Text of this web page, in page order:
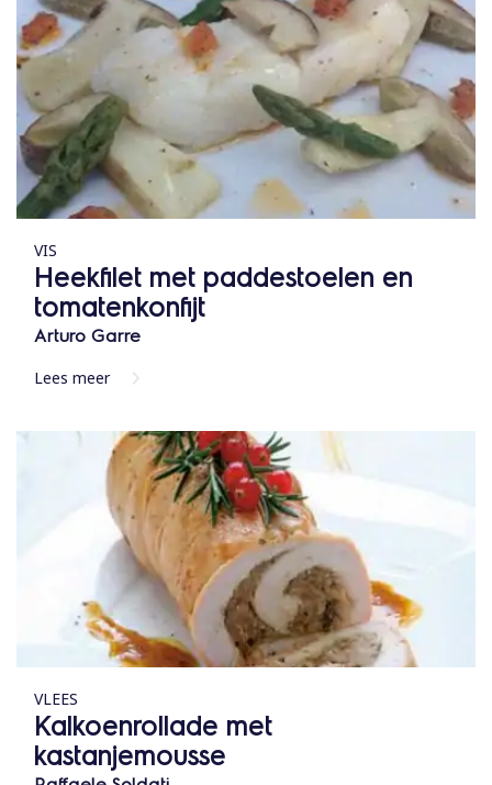
VIS
Heekfilet met paddestoelen en
tomatenkonfijt
Arturo Garre
Lees meer
VLEES
Kalkoenrollade met
kastanjemousse